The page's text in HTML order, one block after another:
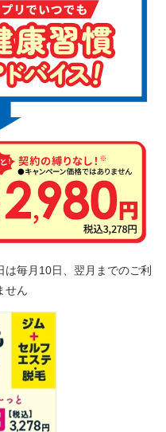
毎月10日、翌月までのご利
せん